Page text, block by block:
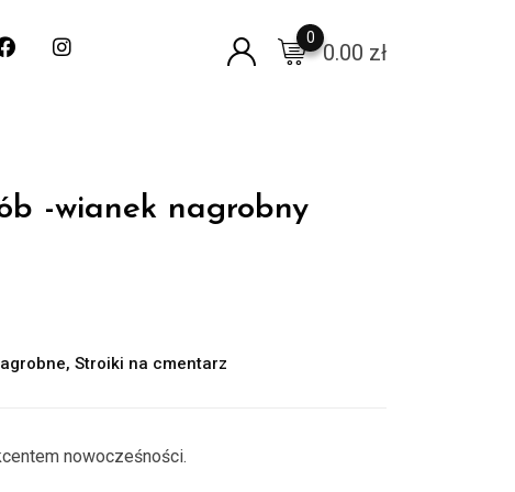
0.00 zł
0
-wianek nagrobny
, Stroiki na cmentarz
nowocześności.